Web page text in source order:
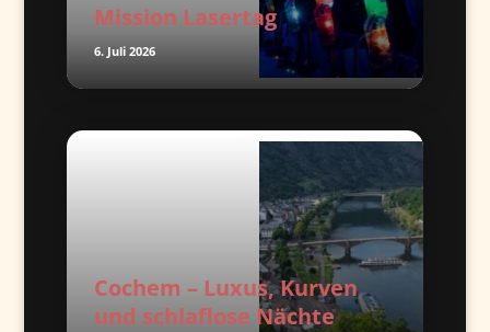
Mission Lasertag
6. Juli 2026
Cochem – Luxus, Kurven
und schlaflose Nächte